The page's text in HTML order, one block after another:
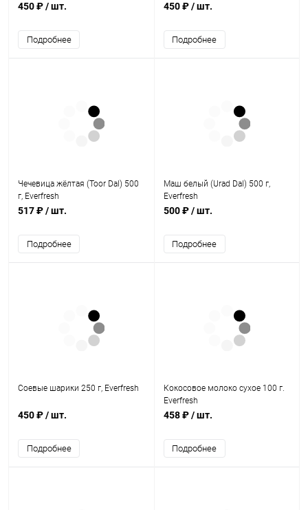
450 ₽/ шт.
Подробнее
450 ₽/ шт.
Подробнее
Чечевица жёлтая (Toor Dal) 500
г, Everfresh
517 ₽/ шт.
Подробнее
Маш белый (Urad Dal) 500 г,
Everfresh
500 ₽/ шт.
Подробнее
Соевые шарики 250 г, Everfresh
450 ₽/ шт.
Подробнее
Кокосовое молоко сухое 100 г.
Everfresh
458 ₽/ шт.
Подробнее